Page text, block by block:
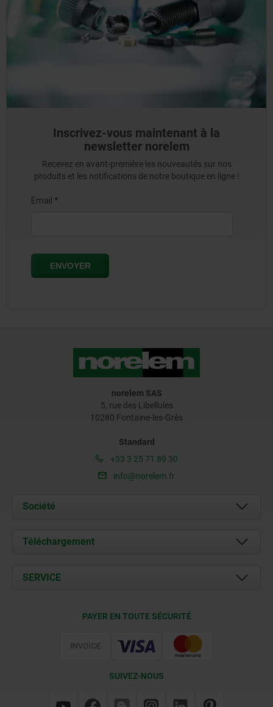
Inscrivez-vous maintenant à la
newsletter norelem
Recevez en avant-première les nouveautés sur nos
produits et les notifications de notre boutique en ligne !
norelem SAS
5, rue des Libellules
10280 Fontaine-les-Grès
Standard
+33 3 25 71 89 30
info@norelem.fr
Société
À propos de nous
Contact
Téléchargement
Documents
SERVICE
PAYER EN TOUTE SÉCURITÉ
SUIVEZ-NOUS